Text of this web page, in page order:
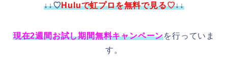
↓↓♡Huluで虹プロを無料で見る♡↓↓
現在2週間お試し期間無料キャンペーンを行っていま
す。